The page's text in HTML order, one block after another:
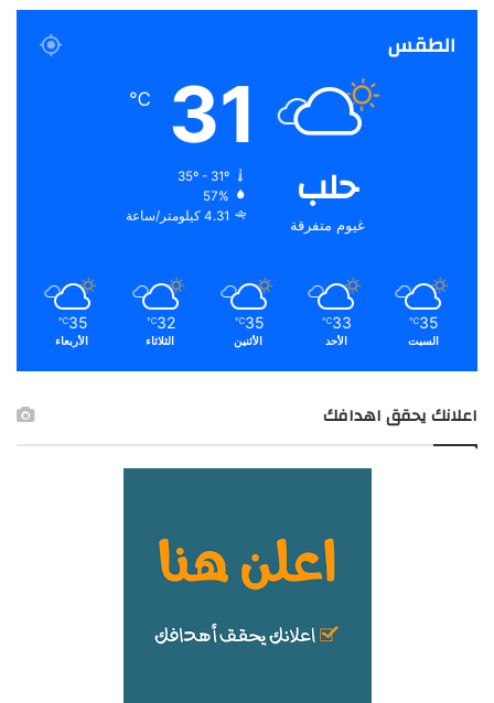
الطقس
حلب
غيوم متفرقة
31
℃
35º - 31º
57%
4.31 كيلومتر/ساعة
35
℃
السبت
33
℃
الأحد
35
℃
الأثنين
32
℃
الثلاثاء
35
℃
الأربعاء
اعلانك يحقق اهدافك